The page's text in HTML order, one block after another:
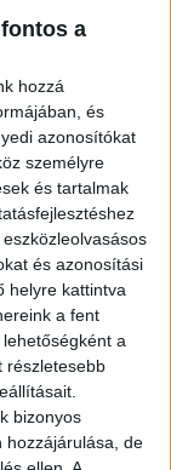
a
hozzá
és
azonosítókat
személyre
és tartalmak
és azonosítási
helyre kattintva
a fent
a
részletesebb
bizonyos
hozzájárulása, de
inkább a
otthont
1 millió forint
társasházi
a piaci
is
Magyar